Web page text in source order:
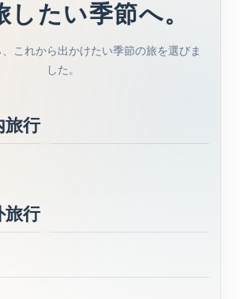
したい季節へ。
これから出かけたい季節の旅を選びま
した。
旅行
集
クリスマス特集
→
旅行
末年始特集
集
ス
→